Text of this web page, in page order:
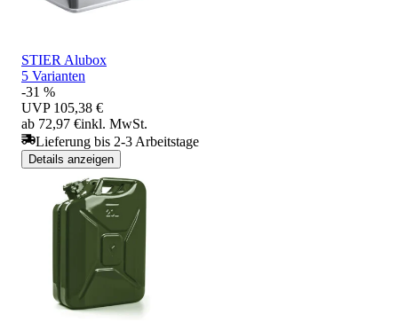
STIER Alubox
5 Varianten
-31 %
UVP 105,38 €
ab 72,97 €inkl. MwSt.
Lieferung bis 2-3 Arbeitstage
Details anzeigen